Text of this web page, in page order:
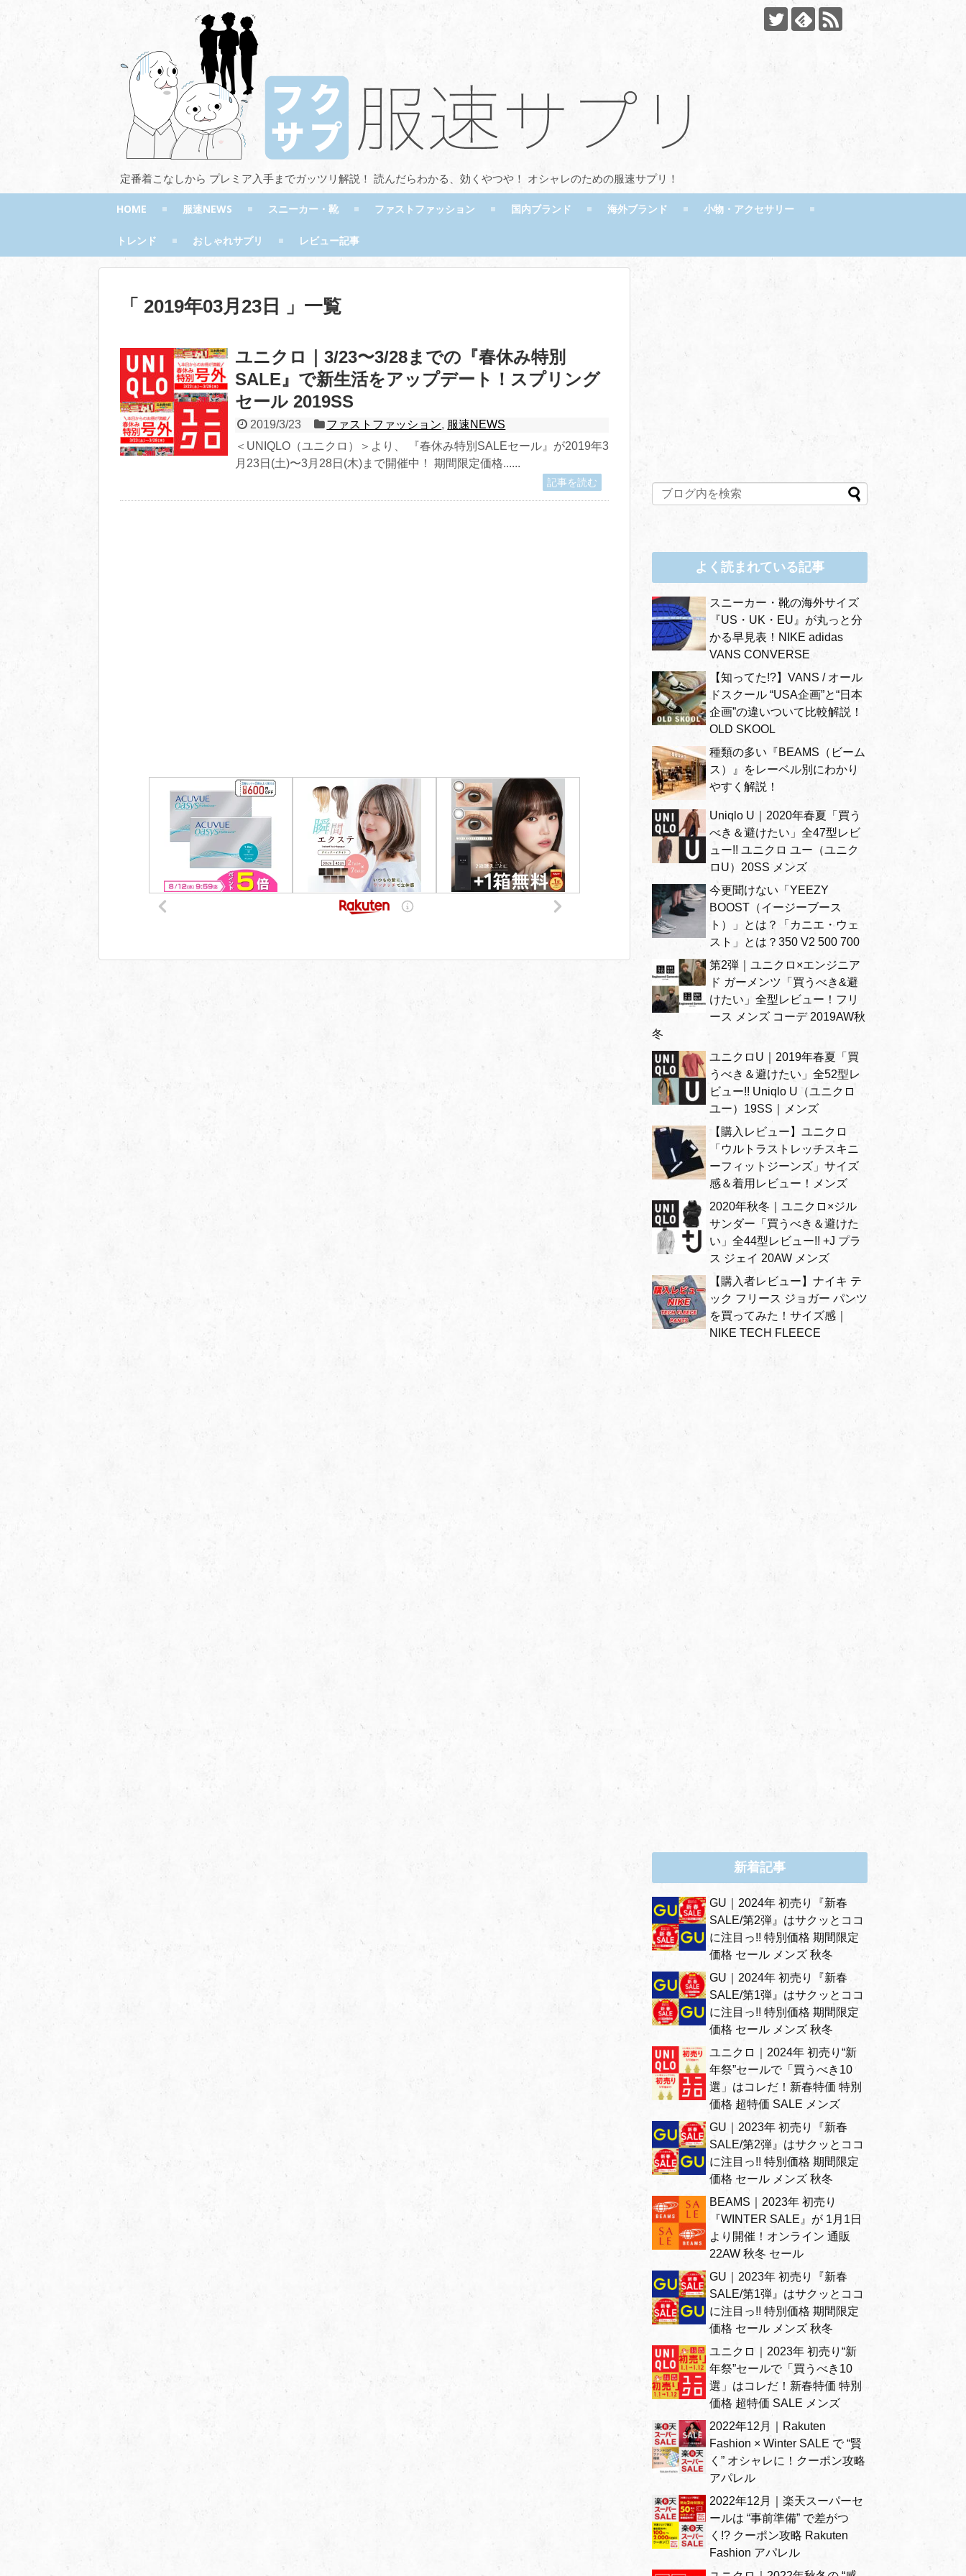
定番着こなしから プレミア入手までガッツリ解説！ 読んだらわかる、効くやつや！ オシャレのための服速サプリ！
HOME 服速NEWS スニーカー・靴 ファストファッション 国内ブランド 海外ブランド 小物・アクセサリー
トレンド おしゃれサプリ レビュー記事
「 2019年03月23日 」一覧
ユニクロ｜3/23〜3/28までの『春休み特別
SALE』で新生活をアップデート！スプリング
セール 2019SS
2019/3/23 ファストファッション, 服速NEWS
＜UNIQLO（ユニクロ）＞より、 『春休み特別SALEセール』が2019年3
月23日(土)〜3月28日(木)まで開催中！ 期間限定価格......
記事を読む
よく読まれている記事
スニーカー・靴の海外サイズ
『US・UK・EU』が丸っと分
かる早見表！NIKE adidas
VANS CONVERSE
【知ってた!?】VANS / オール
ドスクール “USA企画”と“日本
企画”の違いついて比較解説！
OLD SKOOL
種類の多い『BEAMS（ビーム
ス）』をレーベル別にわかり
やすく解説！
Uniqlo U｜2020年春夏「買う
べき＆避けたい」全47型レビ
ュー!! ユニクロ ユー（ユニク
ロU）20SS メンズ
今更聞けない「YEEZY
BOOST（イージーブース
ト）」とは？「カニエ・ウェ
スト」とは？350 V2 500 700
第2弾｜ユニクロ×エンジニア
ド ガーメンツ「買うべき&避
けたい」全型レビュー！フリ
ース メンズ コーデ 2019AW秋
冬
ユニクロU｜2019年春夏「買
うべき＆避けたい」全52型レ
ビュー!! Uniqlo U（ユニクロ
ユー）19SS｜メンズ
【購入レビュー】ユニクロ
「ウルトラストレッチスキニ
ーフィットジーンズ」サイズ
感＆着用レビュー！メンズ
2020年秋冬｜ユニクロ×ジル
サンダー「買うべき＆避けた
い」全44型レビュー!! +J プラ
ス ジェイ 20AW メンズ
【購入者レビュー】ナイキ テ
ック フリース ジョガー パンツ
を買ってみた！サイズ感｜
NIKE TECH FLEECE
新着記事
GU｜2024年 初売り『新春
SALE/第2弾』はサクッとココ
に注目っ!! 特別価格 期間限定
価格 セール メンズ 秋冬
GU｜2024年 初売り『新春
SALE/第1弾』はサクッとココ
に注目っ!! 特別価格 期間限定
価格 セール メンズ 秋冬
ユニクロ｜2024年 初売り“新
年祭”セールで「買うべき10
選」はコレだ！新春特価 特別
価格 超特価 SALE メンズ
GU｜2023年 初売り『新春
SALE/第2弾』はサクッとココ
に注目っ!! 特別価格 期間限定
価格 セール メンズ 秋冬
BEAMS｜2023年 初売り
『WINTER SALE』が 1月1日
より開催！オンライン 通販
22AW 秋冬 セール
GU｜2023年 初売り『新春
SALE/第1弾』はサクッとココ
に注目っ!! 特別価格 期間限定
価格 セール メンズ 秋冬
ユニクロ｜2023年 初売り“新
年祭”セールで「買うべき10
選」はコレだ！新春特価 特別
価格 超特価 SALE メンズ
2022年12月｜Rakuten
Fashion × Winter SALE で “賢
く” オシャレに！クーポン攻略
アパレル
2022年12月｜楽天スーパーセ
ールは “事前準備” で差がつ
く!? クーポン攻略 Rakuten
Fashion アパレル